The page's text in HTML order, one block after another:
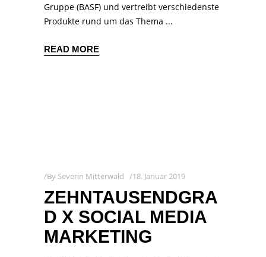
Gruppe (BASF) und vertreibt verschiedenste
Produkte rund um das Thema
READ MORE
By Severin Mitterwald 18. Januar 2019
ZEHNTAUSENDGRA
D X SOCIAL MEDIA
MARKETING